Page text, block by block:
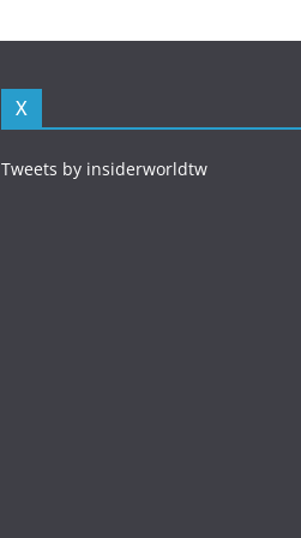
X
Tweets by insiderworldtw